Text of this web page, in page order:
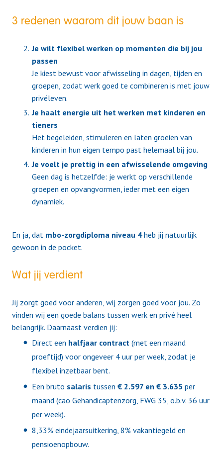
3 redenen waarom dit jouw baan is
Je wilt flexibel werken op momenten die bij jou
passen
Je kiest bewust voor afwisseling in dagen, tijden en
groepen, zodat werk goed te combineren is met jouw
privéleven.
Je haalt energie uit het werken met kinderen en
tieners
Het begeleiden, stimuleren en laten groeien van
kinderen in hun eigen tempo past helemaal bij jou.
Je voelt je prettig in een afwisselende omgeving
Geen dag is hetzelfde: je werkt op verschillende
groepen en opvangvormen, ieder met een eigen
dynamiek.
En ja, dat mbo-zorgdiploma niveau 4heb jij natuurlijk
gewoon in de pocket.
Wat jij verdient
Jij zorgt goed voor anderen, wij zorgen goed voor jou. Zo
vinden wij een goede balans tussen werk en privé heel
belangrijk. Daarnaast verdien jij:
Direct een halfjaar contract (met een maand
proeftijd) voor ongeveer 4 uur per week, zodat je
flexibel inzetbaar bent.
Een bruto salaris tussen € 2.597 en € 3.635 per
maand (cao Gehandicaptenzorg, FWG 35, o.b.v. 36 uur
per week).
8,33% eindejaarsuitkering, 8% vakantiegeld en
pensioenopbouw.